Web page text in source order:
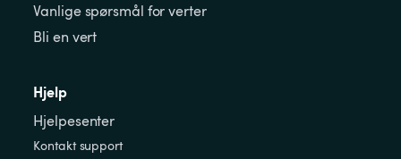
Vanlige spørsmål for verter
Bli en vert
Hjelp
Hjelpesenter
Kontakt support